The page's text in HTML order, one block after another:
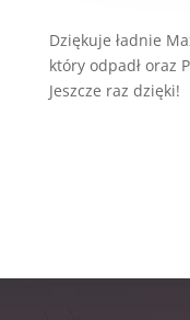
Dziękuje ładnie
który odpadł oraz
Jeszcze raz dzięki!